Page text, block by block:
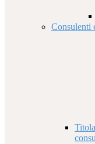
Consulenti